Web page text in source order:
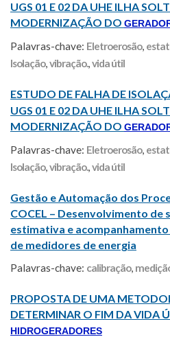
UGS 01 E 02 DA UHE ILHA
MODERNIZAÇÃO DO
Palavras-chave: Eletroerosão,
Isolação,vibração.,vida útil
ESTUDO DE FALHA DE
UGS 01 E 02 DA UHE ILHA
MODERNIZAÇÃO DO
Palavras-chave: Eletroerosão,
Isolação,vibração.,vida útil
Gestão e Automação dos
COCEL – Desenvolvimento de
estimativa e
de medidores de energia
Palavras-chave: calibração,
PROPOSTA DE UMA
DETERMINAR O FIM DA VIDA
HIDROGERADORES